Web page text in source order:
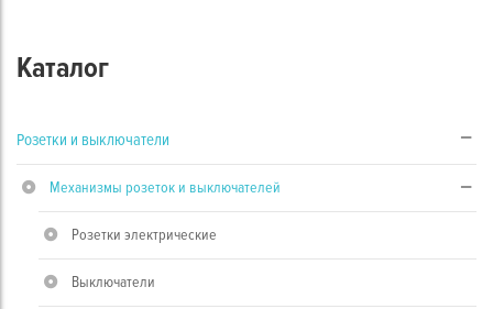
Каталог
Розетки и выключатели
Механизмы розеток и выключателей
Розетки электрические
Выключатели